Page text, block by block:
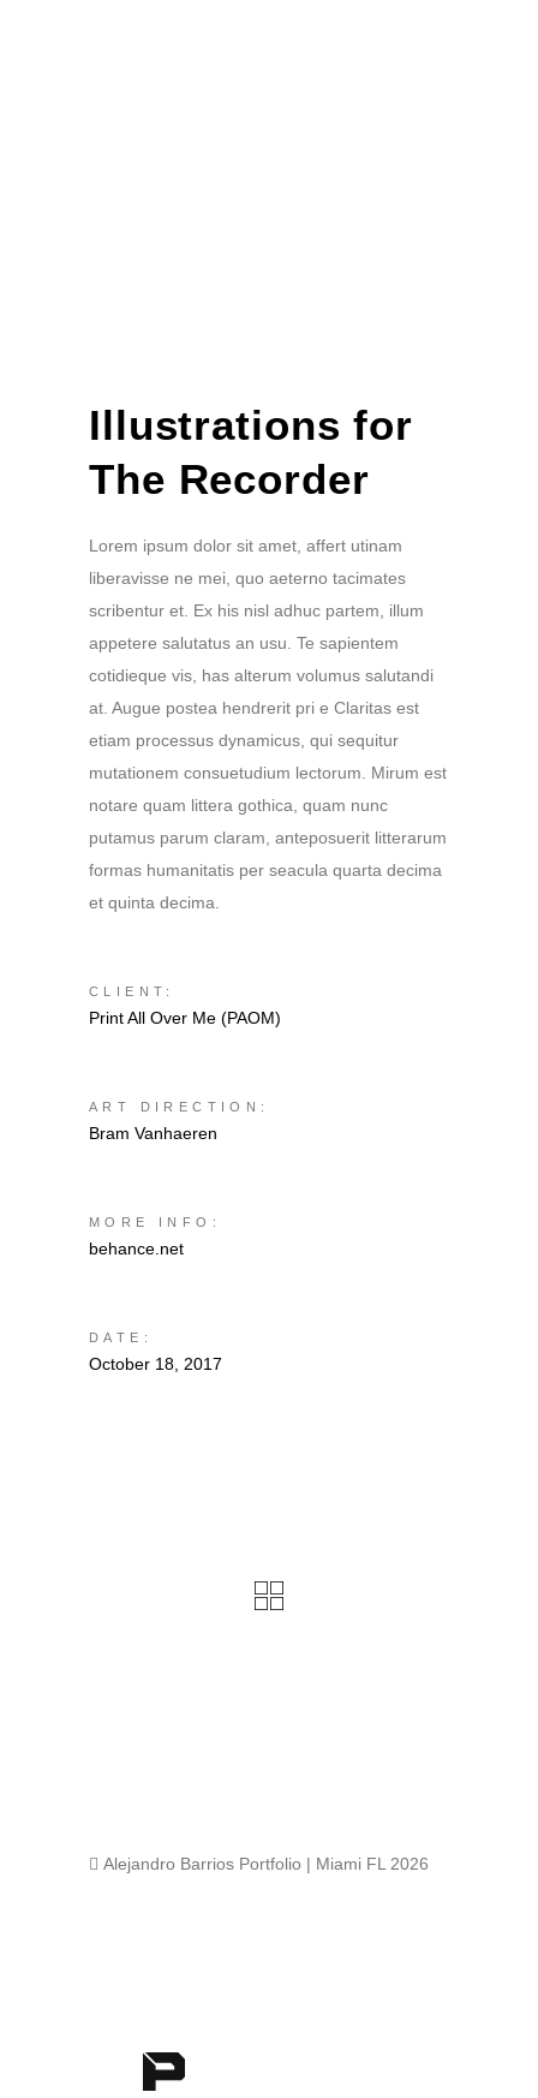
Illustrations for
The Recorder
Lorem ipsum dolor sit amet, affert utinam
liberavisse ne mei, quo aeterno tacimates
scribentur et. Ex his nisl adhuc partem, illum
appetere salutatus an usu. Te sapientem
cotidieque vis, has alterum volumus salutandi
at. Augue postea hendrerit pri e Claritas est
etiam processus dynamicus, qui sequitur
mutationem consuetudium lectorum. Mirum est
notare quam littera gothica, quam nunc
putamus parum claram, anteposuerit litterarum
formas humanitatis per seacula quarta decima
et quinta decima.
CLIENT:
Print All Over Me (PAOM)
ART DIRECTION:
Bram Vanhaeren
MORE INFO:
behance.net
DATE:
October 18, 2017
 Alejandro Barrios Portfolio | Miami FL 2026